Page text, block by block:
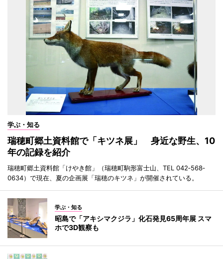
学ぶ・知る
瑞穂町郷土資料館で「キツネ展」 身近な野生、10
年の記録を紹介
瑞穂町郷土資料館「けやき館」（瑞穂町駒形富士山、TEL 042‐568‐
0634）で現在、夏の企画展「瑞穂のキツネ」が開催されている。
学ぶ・知る
昭島で「アキシマクジラ」化石発見65周年展 スマ
ホで3D観察も